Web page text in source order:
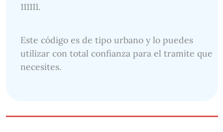
111111.
Este código es de tipo urbano y lo puedes
utilizar con total confianza para el tramite que
necesites.